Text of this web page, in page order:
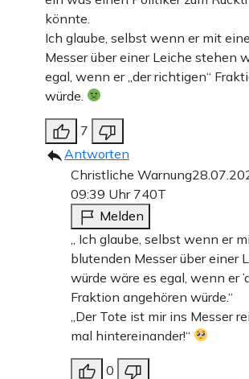
könnte.
Ich glaube, selbst wenn er mit
Messer über einer Leiche stehen
egal, wenn er „der richtigen“
würde.
7
Antworten
Christliche Warnung
09:39 Uhr 740T
Melden
„ Ich glaube, selbst wenn er
blutenden Messer über einer
würde wäre es egal, wenn er
Fraktion angehören würde.“
„Der Tote ist mir ins Messer
mal hintereinander!“
0